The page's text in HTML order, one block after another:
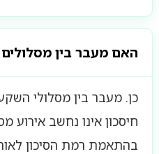
האם מעבר בין
כן. מעבר בין מסלולי
חיסכון אינו נחשב
בהתאמת רמת הסיכון